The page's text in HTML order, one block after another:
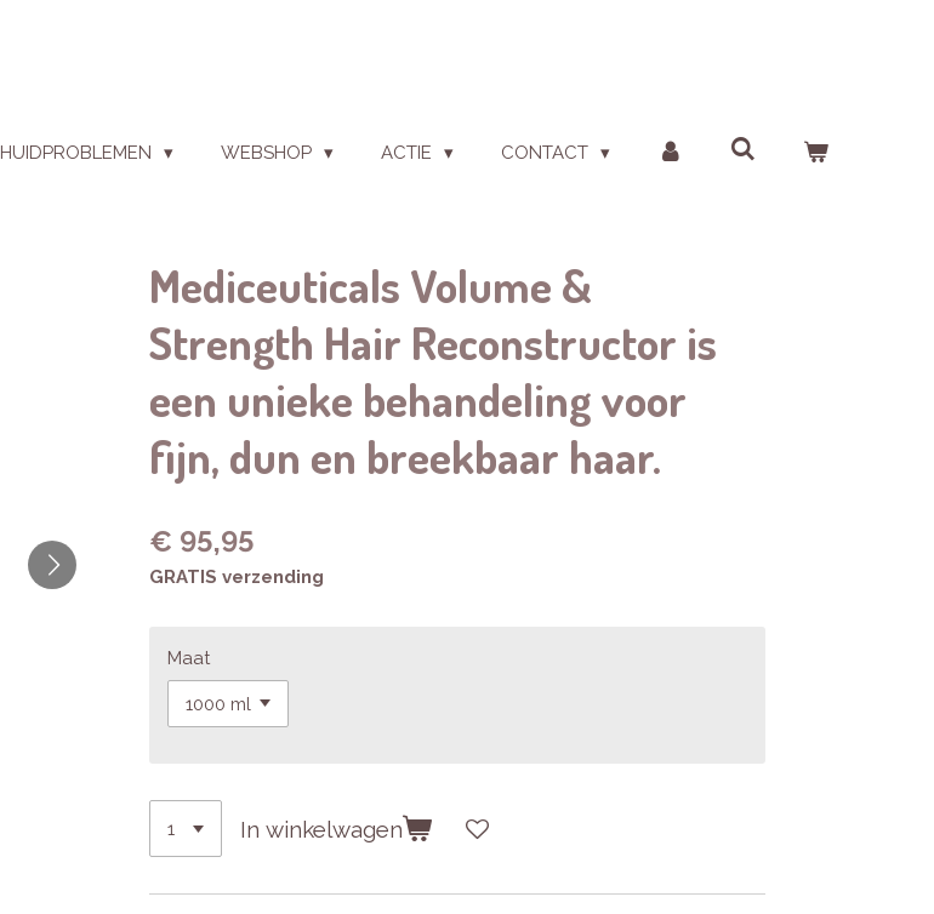
HUIDPROBLEMEN WEBSHOP ACTIE CONTACT
Mediceuticals Volume &
Strength Hair Reconstructor is
een unieke behandeling voor
fijn, dun en breekbaar haar.
€ 95,95
GRATIS verzending
Maat
In winkelwagen